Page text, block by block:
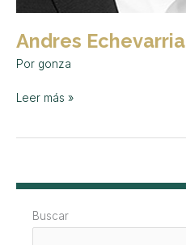
Andres Echevarria
Por gonza
Leer más »
Buscar